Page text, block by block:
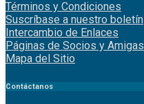
Términos y Condiciones
Suscríbase a nuestro boletín
Intercambio de Enlaces
Páginas de Socios y Amigas
Mapa del Sitio
Contáctanos